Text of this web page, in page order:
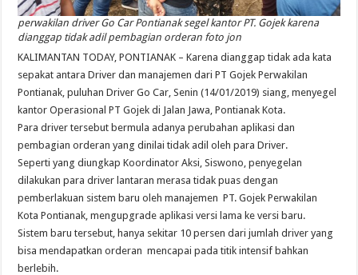
perwakilan driver Go Car Pontianak segel kantor PT. Gojek karena
dianggap tidak adil pembagian orderan foto jon
KALIMANTAN TODAY, PONTIANAK – Karena dianggap tidak ada kata
sepakat antara Driver dan manajemen dari PT Gojek Perwakilan
Pontianak, puluhan Driver Go Car, Senin (14/01/2019) siang, menyegel
kantor Operasional PT Gojek di Jalan Jawa, Pontianak Kota.
Para driver tersebut bermula adanya perubahan aplikasi dan
pembagian orderan yang dinilai tidak adil oleh para Driver.
Seperti yang diungkap Koordinator Aksi, Siswono, penyegelan
dilakukan para driver lantaran merasa tidak puas dengan
pemberlakuan sistem baru oleh manajemen PT. Gojek Perwakilan
Kota Pontianak, mengupgrade aplikasi versi lama ke versi baru.
Sistem baru tersebut, hanya sekitar 10 persen dari jumlah driver yang
bisa mendapatkan orderan mencapai pada titik intensif bahkan
berlebih.